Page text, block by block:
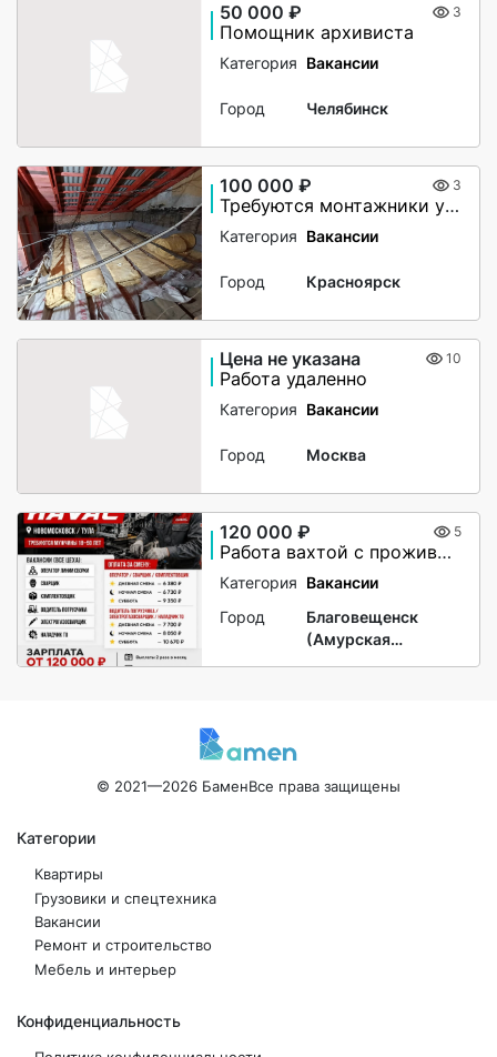
50 000 ₽ 3
Помощник архивиста
Категория Вакансии
Город Челябинск
100 000 ₽ 3
Требуются монтажники утепления чердачного помещения
Категория Вакансии
Город Красноярск
Цена не указана 10
Работа удаленно
Категория Вакансии
Город Москва
120 000 ₽ 5
Работа вахтой с проживанием для женщин, для мужчин
Категория Вакансии
Город
Благовещенск
(Амурская
© 2021—2026 БаменВсе права защищены
Категории
Квартиры
Грузовики и спецтехника
Вакансии
Ремонт и строительство
Мебель и интерьер
Конфиденциальность